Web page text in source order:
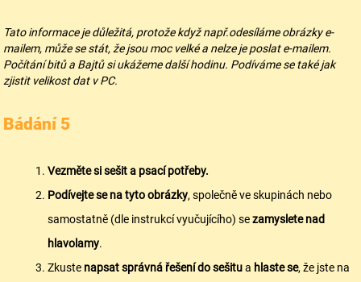
Tato informace je důležitá, protože když např.odesíláme obrázky e-
mailem, může se stát, že jsou moc velké a nelze je poslat e-mailem.
Počítání bitů a Bajtů si ukážeme další hodinu. Podíváme se také jak
zjistit velikost dat v PC.
Bádání 5
Vezměte si sešit a psací potřeby.
Podívejte se na tyto obrázky, společně ve skupinách nebo
samostatně (dle instrukcí vyučujícího) sezamyslete nad
hlavolamy.
Zkuste napsat správná řešení do sešitua hlaste se, že jste na